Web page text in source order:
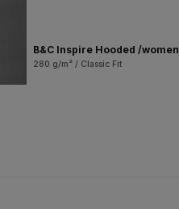
B&C Inspire Hooded /women
280 g/m² / Classic Fit